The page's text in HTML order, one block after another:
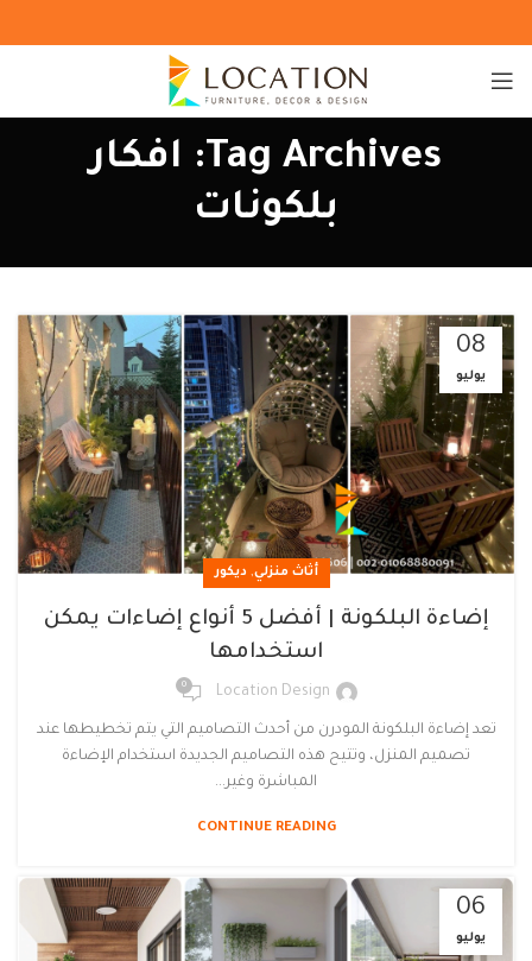
Tag Archives: افكار
بلكونات
08
يوليو
أثاث منزلي, ديكور
إضاءة البلكونة | أفضل 5 أنواع إضاءات يمكن
استخدامها
Location Design
0
تعد إضاءة البلكونة المودرن من أحدث التصاميم التي يتم تخطيطها عند
تصميم المنزل، وتتيح هذه التصاميم الجديدة استخدام الإضاءة
المباشرة وغير...
CONTINUE READING
06
يوليو